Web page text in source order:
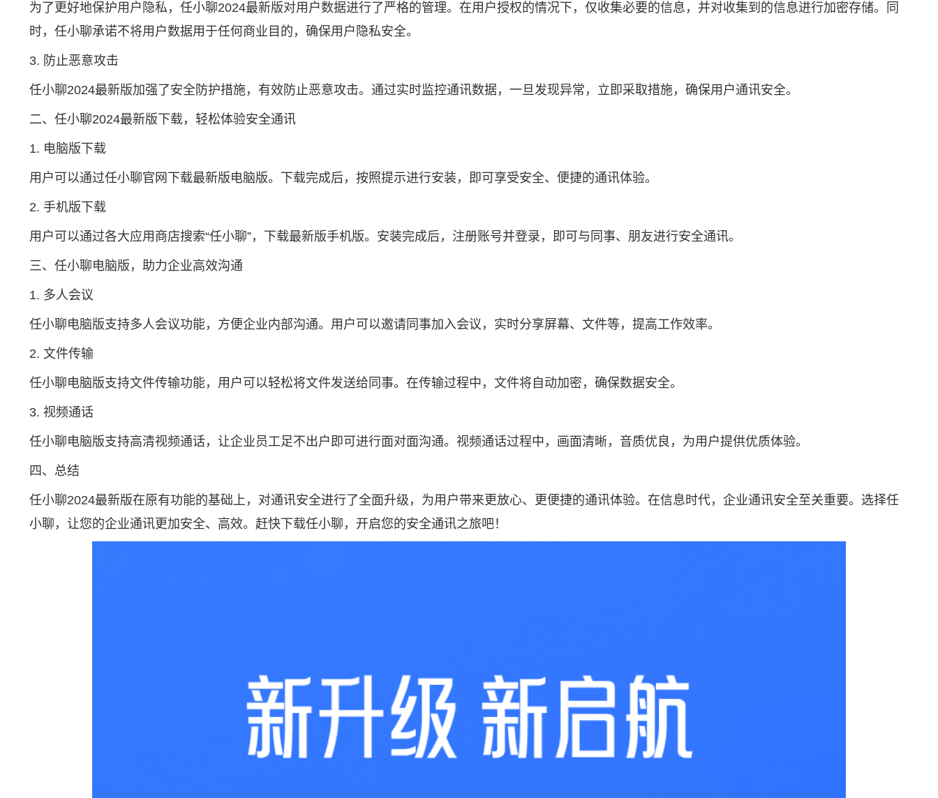
为了更好地保护用户隐私，任小聊2024最新版对用户数据进行了严格的管理。在用户授权的情况下，仅收集必要的信息，并对收集到的信息进行加密存储。同
时，任小聊承诺不将用户数据用于任何商业目的，确保用户隐私安全。
3. 防止恶意攻击
任小聊2024最新版加强了安全防护措施，有效防止恶意攻击。通过实时监控通讯数据，一旦发现异常，立即采取措施，确保用户通讯安全。
二、任小聊2024最新版下载，轻松体验安全通讯
1. 电脑版下载
用户可以通过任小聊官网 下载最新版电脑版。下载完成后，按照提示进行安装，即可享受安全、便捷的通讯体验。
2. 手机版下载
用户可以通过各大应用商店搜索“任小聊”，下载最新版手机版。安装完成后，注册账号并登录，即可与同事、朋友进行安全通讯。
三、任小聊电脑版，助力企业高效沟通
1. 多人会议
任小聊电脑版支持多人会议功能，方便企业内部沟通。用户可以邀请同事加入会议，实时分享屏幕、文件等，提高工作效率。
2. 文件传输
任小聊电脑版支持文件传输功能，用户可以轻松将文件发送给同事。在传输过程中，文件将自动加密，确保数据安全。
3. 视频通话
任小聊电脑版支持高清视频通话，让企业员工足不出户即可进行面对面沟通。视频通话过程中，画面清晰，音质优良，为用户提供优质体验。
四、总结
任小聊2024最新版在原有功能的基础上，对通讯安全进行了全面升级，为用户带来更放心、更便捷的通讯体验。在信息时代，企业通讯安全至关重要。选择任
小聊，让您的企业通讯更加安全、高效。赶快下载任小聊，开启您的安全通讯之旅吧！